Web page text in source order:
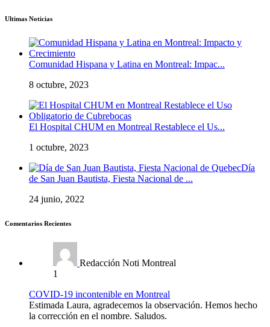
Ultimas Noticias
Comunidad Hispana y Latina en Montreal: Impac...
8 octubre, 2023
El Hospital CHUM en Montreal Restablece el Us...
1 octubre, 2023
Día
de San Juan Bautista, Fiesta Nacional de ...
24 junio, 2022
Comentarios Recientes
Redacción Noti Montreal
1
COVID-19 incontenible en Montreal
Estimada Laura, agradecemos la observación. Hemos hecho
la corrección en el nombre. Saludos.